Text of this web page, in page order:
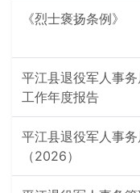
《烈士褒扬条例》
平江县退役军人事
工作年度报告
平江县退役军人事
（2026）